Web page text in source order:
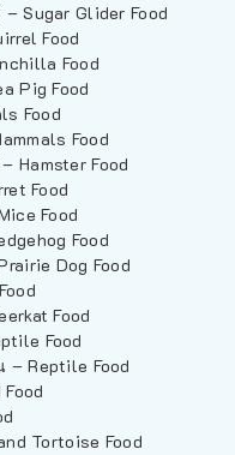
Sugar Glider Food
Food
Food
Pig Food
Food
Food
Hamster Food
Food
Food
Food
Dog Food
Food
Food
– Reptile Food
Tortoise Food